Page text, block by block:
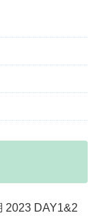
2023 DAY1&2